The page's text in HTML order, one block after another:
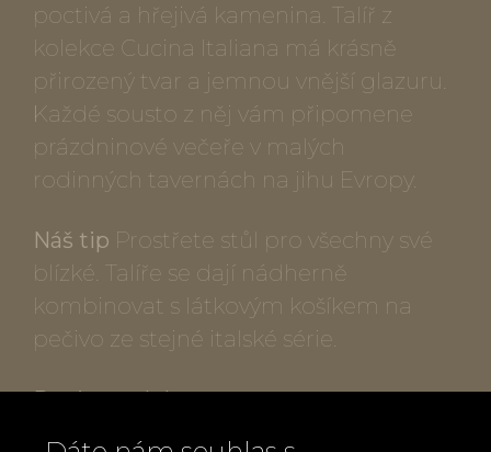
poctivá a hřejivá kamenina. Talíř z
kolekce Cucina Italiana má krásně
přirozený tvar a jemnou vnější glazuru.
Každé sousto z něj vám připomene
prázdninové večeře v malých
rodinných tavernách na jihu Evropy.
Náš tip Prostřete stůl pro všechny své
blízké. Talíře se dají nádherně
kombinovat s látkovým košíkem na
pečivo ze stejné italské série.
Popis produktu: